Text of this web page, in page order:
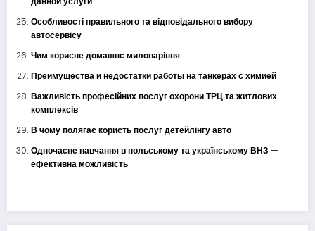
Особливості правильного та відповідального вибору
автосервісу
Чим корисне домашнє миловаріння
Преимущества и недостатки работы на танкерах с химией
Важливість професійних послуг охорони ТРЦ та житлових
комплексів
В чому полягає користь послуг детейлінгу авто
Одночасне навчання в польському та українському ВНЗ —
ефективна можливість